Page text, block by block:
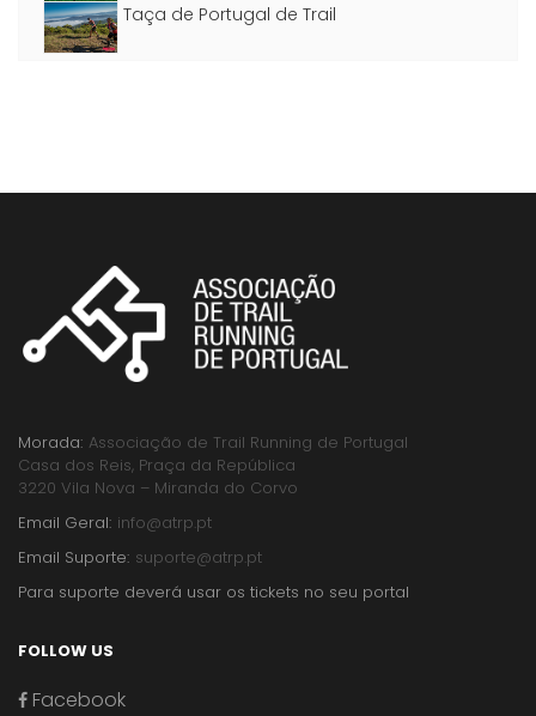
Taça de Portugal de Trail
Morada: Associação de Trail Running de Portugal
Casa dos Reis, Praça da República
3220 Vila Nova – Miranda do Corvo
Email Geral: info@atrp.pt
Email Suporte: suporte@atrp.pt
Para suporte deverá usar os tickets no seu portal
FOLLOW US
Facebook